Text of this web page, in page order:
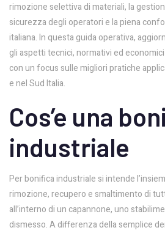
rimozione selettiva di materiali, la
sicurezza degli operatori e la piena
italiana. In questa guida operativa,
gli aspetti tecnici, normativi ed
con un focus sulle migliori pratiche
e nel Sud Italia.
Cos’e una
industriale
Per bonifica industriale si intende
rimozione, recupero e smaltimento di
all’interno di un capannone, uno
dismesso. A differenza della semplice